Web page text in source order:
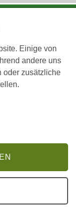
Paragraf 31
(LJG) traten
Einige von
andere uns
oder zusätzliche